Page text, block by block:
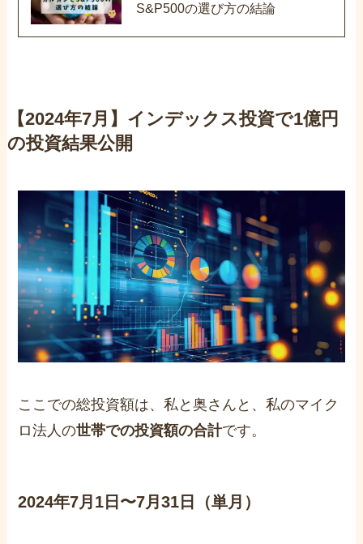
S&P500の選び方の結論
【2024年7月】インデックス投資で1億円
の投資結果公開
ここでの総投資額は、私と奥さんと、私のマイク
ロ法人の世帯での投資額の合計です。
2024年7月1日〜7月31日（単月）